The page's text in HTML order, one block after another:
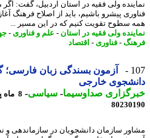
ولی فقیه در استان اردبیل، گفت: اگر می
پیشرو باشیم، باید از اصلاح فرهنگ آغاز
سطوح تقویت کنیم که در این مسیر ...
ولی فقیه در استان-علم و فناوری- جهاد
-فناوری- اقتصاد
آزمون بسندگی زبان فارسی؛
خارجی
صداوسیما-سیاسی-8 ماه پیش - چهارشنبه 26 آذر 1404، 10:30
سازمان دانشجویان در سازماندهی و